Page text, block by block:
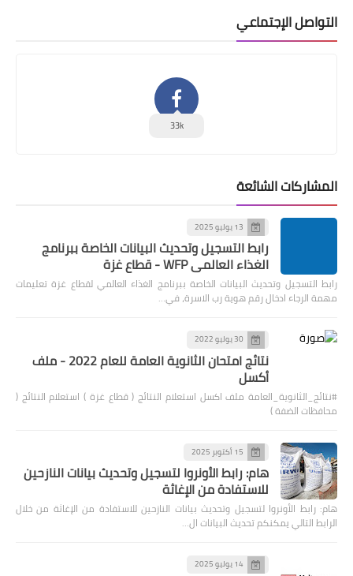
التواصل الإجتماعي
33k
المشاركات الشائعة
13 يوليو 2025
رابط التسجيل وتحديث البيانات الخاصة ببرنامج
الغذاء العالمي WFP - قطاع غزة
رابط التسجيل وتحديث البيانات الخاصة ببرنامج الغذاء العالمي لقطاع غزة تعليمات
مهمة الرجاء ادخال رقم هوية رب الاسرة، في…
30 يوليو 2022
نتائج امتحان الثانوية العامة للعام 2022 - ملف
أكسل
#نتائج_الثانوية_العامة ملف اكسل استعلام النتائج ( قطاع غزة ) استعلام النتائج (
محافظات الضفة )
15 أكتوبر 2025
هام: رابط الأونروا لتسجيل وتحديث بيانات النازحين
للاستفادة من الإغاثة
هام: رابط الأونروا لتسجيل وتحديث بيانات النازحين للاستفادة من الإغاثة من خلال
الرابط التالي يمكنكم تحديث البيانات ال…
14 يوليو 2025